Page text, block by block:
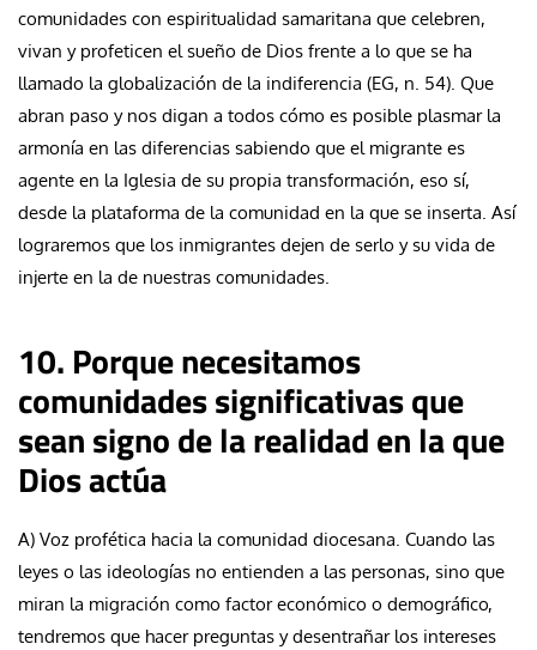
comunidades con espiritualidad samaritana que celebren,
vivan y profeticen el sueño de Dios frente a lo que se ha
llamado la globalización de la indiferencia (EG, n. 54). Que
abran paso y nos digan a todos cómo es posible plasmar la
armonía en las diferencias sabiendo que el migrante es
agente en la Iglesia de su propia transformación, eso sí,
desde la plataforma de la comunidad en la que se inserta. Así
lograremos que los inmigrantes dejen de serlo y su vida de
injerte en la de nuestras comunidades.
10. Porque necesitamos
comunidades significativas que
sean signo de la realidad en la que
Dios actúa
A) Voz profética hacia la comunidad diocesana. Cuando las
leyes o las ideologías no entienden a las personas, sino que
miran la migración como factor económico o demográfico,
tendremos que hacer preguntas y desentrañar los intereses